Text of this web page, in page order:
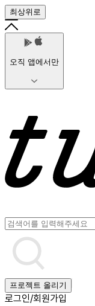
최상위로
오직 앱에서만
프로젝트 올리기
로그인/회원가입